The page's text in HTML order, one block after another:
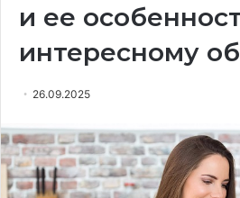
и ее
интересному
26.09.2025